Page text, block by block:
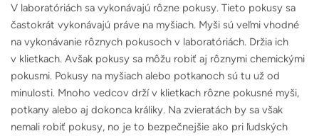
2024
V laboratóriách sa vykonávajú rôzne pokusy. Tieto pokusy sa
častokrát vykonávajú práve na myšiach. Myši sú veľmi vhodné
na vykonávanie rôznych pokusoch v laboratóriách. Držia ich
v klietkach. Avšak pokusy sa môžu robiť aj rôznymi chemickými
pokusmi. Pokusy na myšiach alebo potkanoch sú tu už od
minulosti. Mnoho vedcov drží v klietkach rôzne pokusné myši,
potkany alebo aj dokonca králiky. Na zvieratách by sa však
nemali robiť pokusy, no je to bezpečnejšie ako pri ľudských